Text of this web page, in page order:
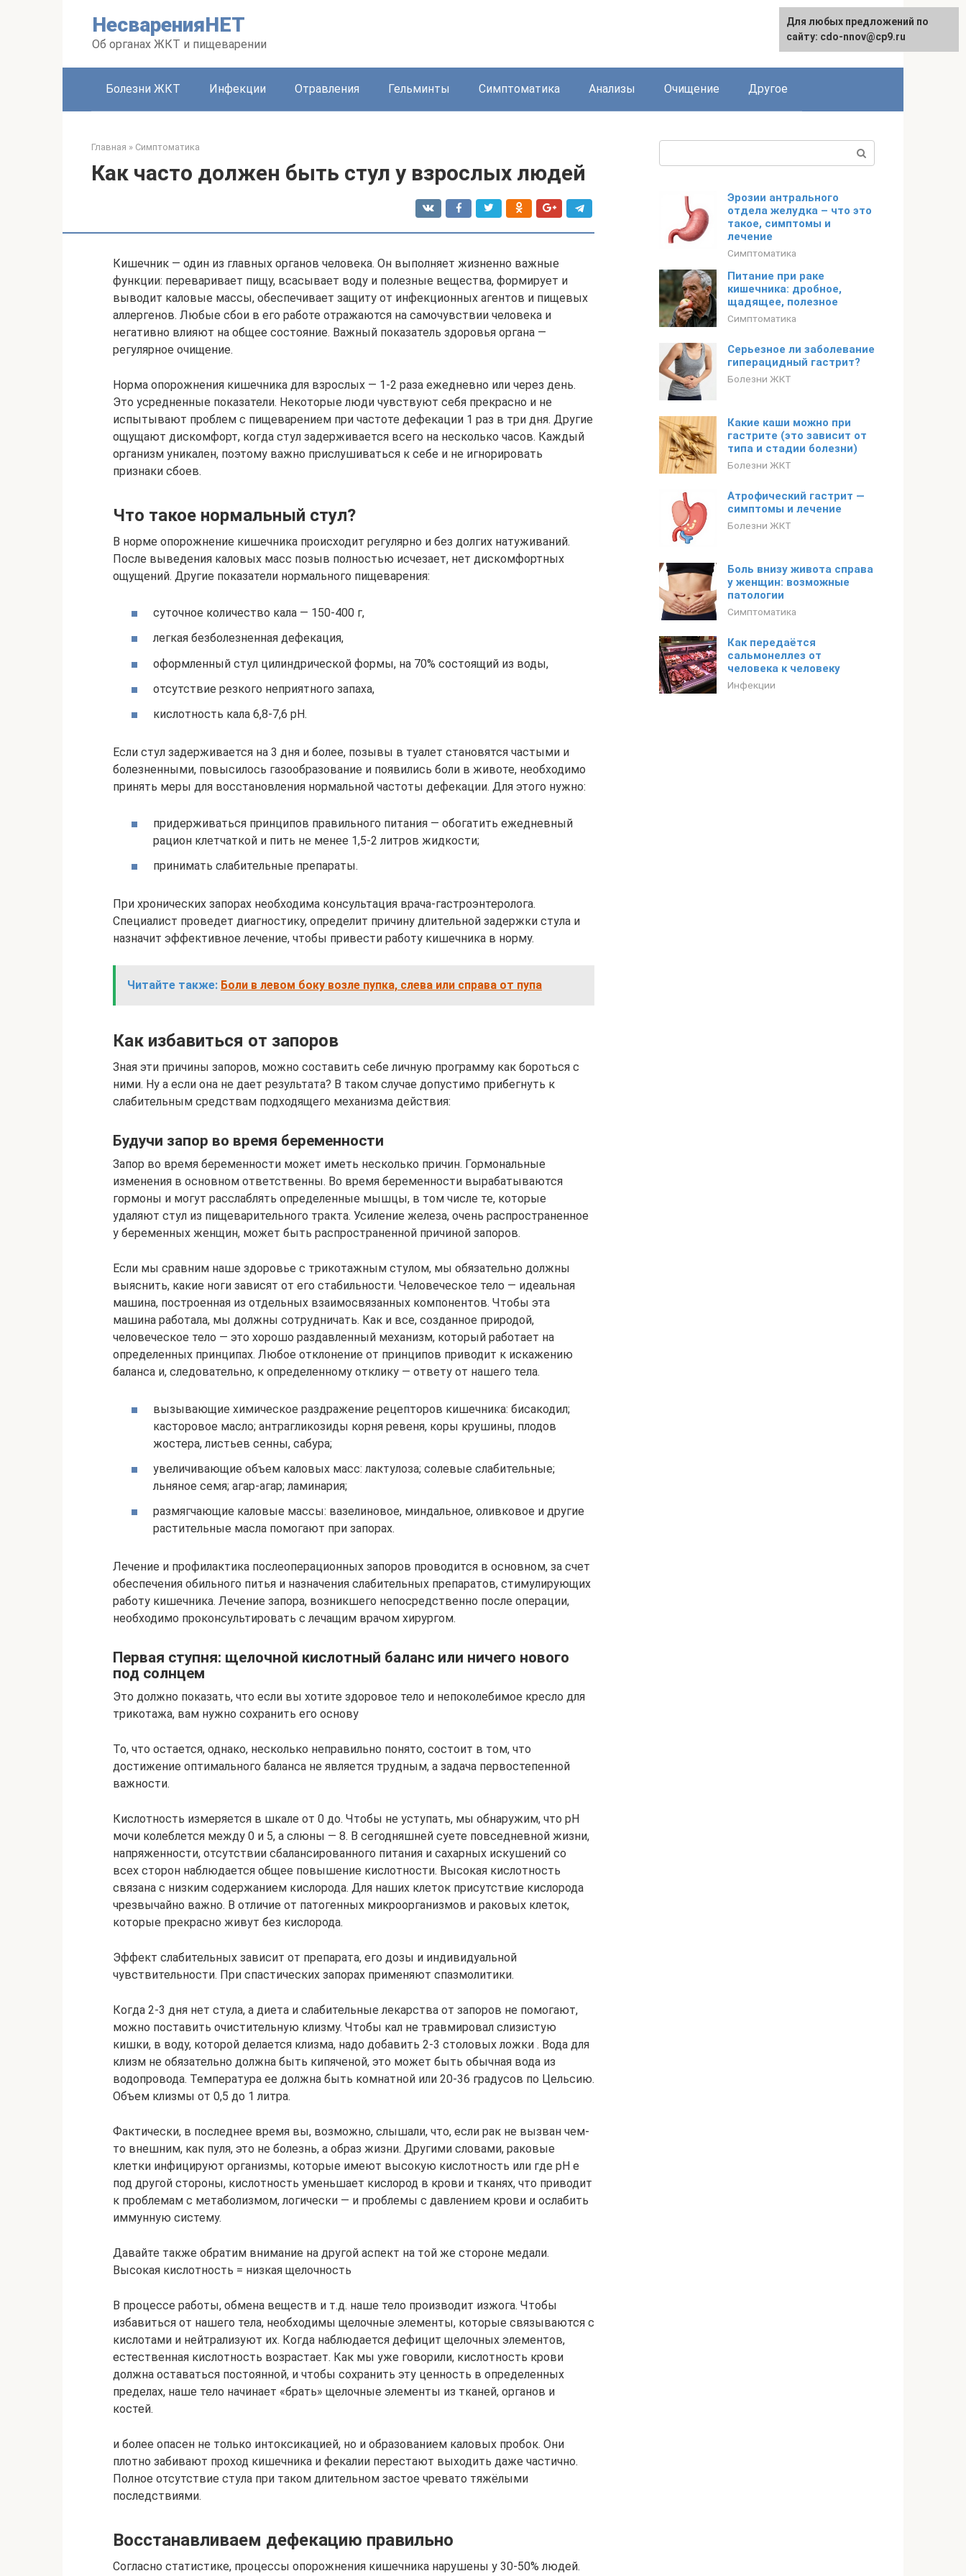
НесваренияНЕТ
Об органах ЖКТ и пищеварении
Болезни ЖКТ Инфекции Отравления Гельминты Симптоматика Анализы Очищение Другое
Главная » Симптоматика
Как часто должен быть стул у взрослых людей
Кишечник — один из главных органов человека. Он выполняет жизненно важные
функции: переваривает пищу, всасывает воду и полезные вещества, формирует и
выводит каловые массы, обеспечивает защиту от инфекционных агентов и пищевых
аллергенов. Любые сбои в его работе отражаются на самочувствии человека и
негативно влияют на общее состояние. Важный показатель здоровья органа —
регулярное очищение.
Норма опорожнения кишечника для взрослых — 1-2 раза ежедневно или через день.
Это усредненные показатели. Некоторые люди чувствуют себя прекрасно и не
испытывают проблем с пищеварением при частоте дефекации 1 раз в три дня. Другие
ощущают дискомфорт, когда стул задерживается всего на несколько часов. Каждый
организм уникален, поэтому важно прислушиваться к себе и не игнорировать
признаки сбоев.
Что такое нормальный стул?
В норме опорожнение кишечника происходит регулярно и без долгих натуживаний.
После выведения каловых масс позыв полностью исчезает, нет дискомфортных
ощущений. Другие показатели нормального пищеварения:
суточное количество кала — 150-400 г,
легкая безболезненная дефекация,
оформленный стул цилиндрической формы, на 70% состоящий из воды,
отсутствие резкого неприятного запаха,
кислотность кала 6,8-7,6 рН.
Если стул задерживается на 3 дня и более, позывы в туалет становятся частыми и
болезненными, повысилось газообразование и появились боли в животе, необходимо
принять меры для восстановления нормальной частоты дефекации. Для этого нужно:
придерживаться принципов правильного питания — обогатить ежедневный
рацион клетчаткой и пить не менее 1,5-2 литров жидкости;
принимать слабительные препараты.
При хронических запорах необходима консультация врача-гастроэнтеролога.
Специалист проведет диагностику, определит причину длительной задержки стула и
назначит эффективное лечение, чтобы привести работу кишечника в норму.
Читайте также: Боли в левом боку возле пупка, слева или справа от пупа
Как избавиться от запоров
Зная эти причины запоров, можно составить себе личную программу как бороться с
ними. Ну а если она не дает результата? В таком случае допустимо прибегнуть к
слабительным средствам подходящего механизма действия:
Будучи запор во время беременности
Запор во время беременности может иметь несколько причин. Гормональные
изменения в основном ответственны. Во время беременности вырабатываются
гормоны и могут расслаблять определенные мышцы, в том числе те, которые
удаляют стул из пищеварительного тракта. Усиление железа, очень распространенное
у беременных женщин, может быть распространенной причиной запоров.
Если мы сравним наше здоровье с трикотажным стулом, мы обязательно должны
выяснить, какие ноги зависят от его стабильности. Человеческое тело — идеальная
машина, построенная из отдельных взаимосвязанных компонентов. Чтобы эта
машина работала, мы должны сотрудничать. Как и все, созданное природой,
человеческое тело — это хорошо раздавленный механизм, который работает на
определенных принципах. Любое отклонение от принципов приводит к искажению
баланса и, следовательно, к определенному отклику — ответу от нашего тела.
вызывающие химическое раздражение рецепторов кишечника: бисакодил;
касторовое масло; антрагликозиды корня ревеня, коры крушины, плодов
жостера, листьев сенны, сабура;
увеличивающие объем каловых масс: лактулоза; солевые слабительные;
льняное семя; агар-агар; ламинария;
размягчающие каловые массы: вазелиновое, миндальное, оливковое и другие
растительные масла помогают при запорах.
Лечение и профилактика послеоперационных запоров проводится в основном, за счет
обеспечения обильного питья и назначения слабительных препаратов, стимулирующих
работу кишечника. Лечение запора, возникшего непосредственно после операции,
необходимо проконсультировать с лечащим врачом хирургом.
Первая ступня: щелочной кислотный баланс или ничего нового
под солнцем
Это должно показать, что если вы хотите здоровое тело и непоколебимое кресло для
трикотажа, вам нужно сохранить его основу
То, что остается, однако, несколько неправильно понято, состоит в том, что
достижение оптимального баланса не является трудным, а задача первостепенной
важности.
Кислотность измеряется в шкале от 0 до. Чтобы не уступать, мы обнаружим, что рН
мочи колеблется между 0 и 5, а слюны — 8. В сегодняшней суете повседневной жизни,
напряженности, отсутствии сбалансированного питания и сахарных искушений со
всех сторон наблюдается общее повышение кислотности. Высокая кислотность
связана с низким содержанием кислорода. Для наших клеток присутствие кислорода
чрезвычайно важно. В отличие от патогенных микроорганизмов и раковых клеток,
которые прекрасно живут без кислорода.
Эффект слабительных зависит от препарата, его дозы и индивидуальной
чувствительности. При спастических запорах применяют спазмолитики.
Когда 2-3 дня нет стула, а диета и слабительные лекарства от запоров не помогают,
можно поставить очистительную клизму. Чтобы кал не травмировал слизистую
кишки, в воду, которой делается клизма, надо добавить 2-3 столовых ложки . Вода для
клизм не обязательно должна быть кипяченой, это может быть обычная вода из
водопровода. Температура ее должна быть комнатной или 20-36 градусов по Цельсию.
Объем клизмы от 0,5 до 1 литра.
Фактически, в последнее время вы, возможно, слышали, что, если рак не вызван чем-
то внешним, как пуля, это не болезнь, а образ жизни. Другими словами, раковые
клетки инфицируют организмы, которые имеют высокую кислотность или где рН е
под другой стороны, кислотность уменьшает кислород в крови и тканях, что приводит
к проблемам с метаболизмом, логически — и проблемы с давлением крови и ослабить
иммунную систему.
Давайте также обратим внимание на другой аспект на той же стороне медали.
Высокая кислотность = низкая щелочность
В процессе работы, обмена веществ и т.д. наше тело производит изжога. Чтобы
избавиться от нашего тела, необходимы щелочные элементы, которые связываются с
кислотами и нейтрализуют их. Когда наблюдается дефицит щелочных элементов,
естественная кислотность возрастает. Как мы уже говорили, кислотность крови
должна оставаться постоянной, и чтобы сохранить эту ценность в определенных
пределах, наше тело начинает «брать» щелочные элементы из тканей, органов и
костей.
и более опасен не только интоксикацией, но и образованием каловых пробок. Они
плотно забивают проход кишечника и фекалии перестают выходить даже частично.
Полное отсутствие стула при таком длительном застое чревато тяжёлыми
последствиями.
Восстанавливаем дефекацию правильно
Согласно статистике, процессы опорожнения кишечника нарушены у 30-50% людей.
Эрозии антрального
отдела желудка – что это
такое, симптомы и
лечение
Симптоматика
Питание при раке
кишечника: дробное,
щадящее, полезное
Симптоматика
Серьезное ли заболевание
гиперацидный гастрит?
Болезни ЖКТ
Какие каши можно при
гастрите (это зависит от
типа и стадии болезни)
Болезни ЖКТ
Атрофический гастрит —
симптомы и лечение
Болезни ЖКТ
Боль внизу живота справа
у женщин: возможные
патологии
Симптоматика
Как передаётся
сальмонеллез от
человека к человеку
Инфекции
Для любых предложений по
сайту: cdo-nnov@cp9.ru